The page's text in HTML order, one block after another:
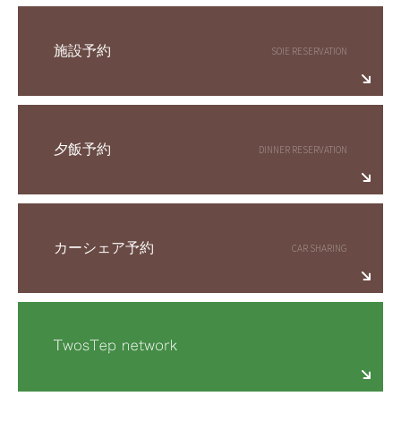
施設予約
夕飯予約
カーシェア予約